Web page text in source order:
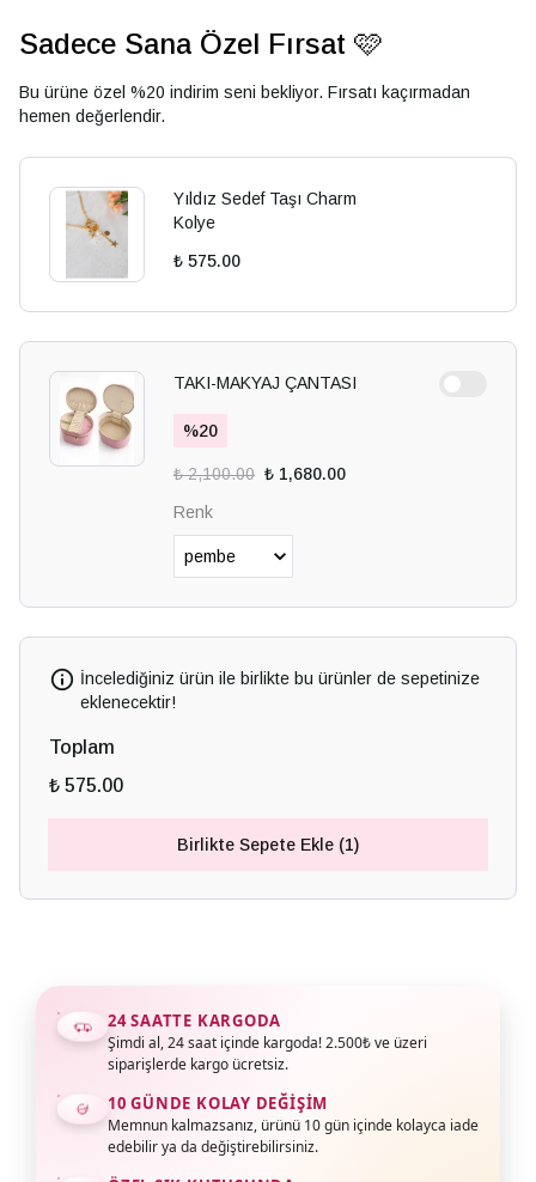
Sadece Sana Özel Fırsat 🩷
Bu ürüne özel %20 indirim seni bekliyor. Fırsatı kaçırmadan
hemen değerlendir.
Yıldız Sedef Taşı Charm
Kolye
₺ 575.00
TAKI-MAKYAJ ÇANTASI
%20
₺ 2,100.00 ₺ 1,680.00
Renk
İncelediğiniz ürün ile birlikte bu ürünler de sepetinize
eklenecektir!
Toplam
₺ 575.00
Birlikte Sepete Ekle (1)
24 SAATTE KARGODA
Şimdi al, 24 saat içinde kargoda! 2.500₺ ve üzeri
siparişlerde kargo ücretsiz.
10 GÜNDE KOLAY DEĞIŞIM
Memnun kalmazsanız, ürünü 10 gün içinde kolayca iade
edebilir ya da değiştirebilirsiniz.